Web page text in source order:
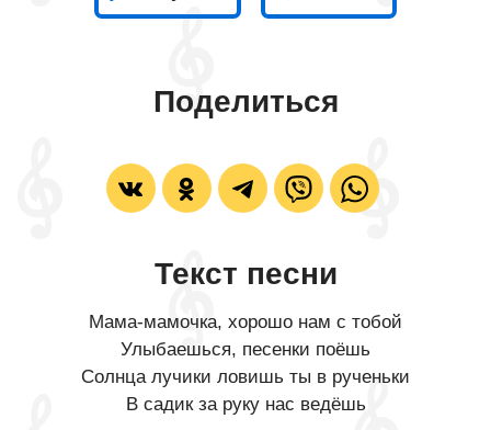
Поделиться
Текст песни
Мама-мамочка, хорошо нам с тобой
Улыбаешься, песенки поёшь
Солнца лучики ловишь ты в рученьки
В садик за руку нас ведёшь